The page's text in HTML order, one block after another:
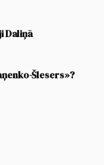
Daliņā
Šlesers»?